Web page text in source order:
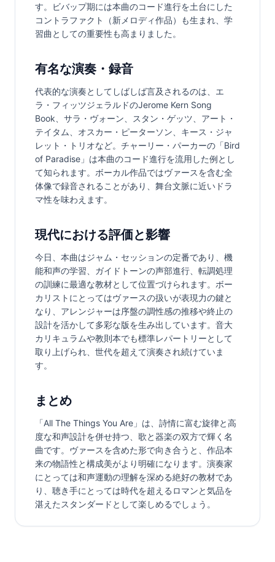
す。ビバップ期には本曲のコード進行を土台にした
コントラファクト（新メロディ作品）も生まれ、学
習曲としての重要性も高まりました。
有名な演奏・録音
代表的な演奏としてしばしば言及されるのは、エ
ラ・フィッツジェラルドのJerome Kern Song
Book、サラ・ヴォーン、スタン・ゲッツ、アート・
テイタム、オスカー・ピーターソン、キース・ジャ
レット・トリオなど。チャーリー・パーカーの「Bird
of Paradise」は本曲のコード進行を流用した例とし
て知られます。ボーカル作品ではヴァースを含む全
体像で録音されることがあり、舞台文脈に近いドラ
マ性を味わえます。
現代における評価と影響
今日、本曲はジャム・セッションの定番であり、機
能和声の学習、ガイドトーンの声部進行、転調処理
の訓練に最適な教材として位置づけられます。ボー
カリストにとってはヴァースの扱いが表現力の鍵と
なり、アレンジャーは序盤の調性感の推移や終止の
設計を活かして多彩な版を生み出しています。音大
カリキュラムや教則本でも標準レパートリーとして
取り上げられ、世代を超えて演奏され続けていま
す。
まとめ
「All The Things You Are」は、詩情に富む旋律と高
度な和声設計を併せ持つ、歌と器楽の双方で輝く名
曲です。ヴァースを含めた形で向き合うと、作品本
来の物語性と構成美がより明確になります。演奏家
にとっては和声運動の理解を深める絶好の教材であ
り、聴き手にとっては時代を超えるロマンと気品を
湛えたスタンダードとして楽しめるでしょう。